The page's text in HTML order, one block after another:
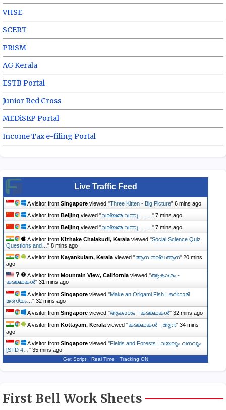
VHSE
SCERT
PRiSM
AG Kerala
ESTB Portal
Junior Red Cross
MEDiSEP Portal
Income Tax e-filing Portal
Live Traffic Feed
A visitor from Singapore viewed "Three Kitten - Big Picture" 6 mins ago
A visitor from Beijing viewed "വല്യമ്മ വന്നു ........ " 7 mins ago
A visitor from Beijing viewed "വല്യമ്മ വന്നു ........ " 7 mins ago
A visitor from Kizhake Chalakudi, Kerala viewed "Social Science Quiz
Questions and… " 8 mins ago
A visitor from Kayankulam, Kerala viewed "ആന നല്ല ആന" 20 mins
ago
A visitor from Mountain View, California viewed "ആകാശം -
കടങ്കഥകൾ" 31 mins ago
A visitor from Singapore viewed "Make an Origami Fish | ഒറിഗാമി
മത്സ്യം… " 32 mins ago
A visitor from Singapore viewed "ആകാശം - കടങ്കഥകൾ" 32 mins ago
A visitor from Kottayam, Kerala viewed "കടങ്കഥകൾ - ആന" 34 mins
ago
A visitor from Singapore viewed "Fields and Forests | വയലും വനവും
[STD 4… " 35 mins ago
Get Script Real Time Tracking ON
First Bell Work Sheets